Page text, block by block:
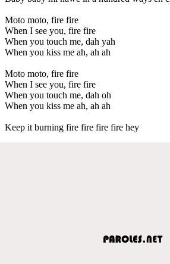
Moto moto, fire fire
When I see you, fire fire
When you touch me, dah yah
When you kiss me ah, ah ah
Moto moto, fire fire
When I see you, fire fire
When you touch me, dah oh
When you kiss me ah, ah ah
Keep it burning fire fire fire fire hey